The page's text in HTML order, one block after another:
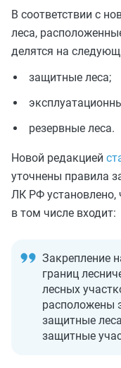
В соответствии с
леса,
делятся на
защитные леса;
резервные леса.
Новой редакцией
уточнены правила
ЛК РФ установлено,
в том числе входит:
Закрепление
границ
лесных
расположены
защитные
защитные